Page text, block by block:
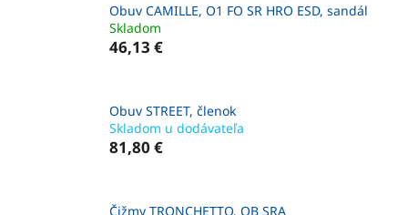
Obuv CAMILLE, O1 FO SR HRO ESD, sandál
Skladom
46,13 €
Obuv STREET, členok
Skladom u dodávateľa
81,80 €
Čižmy TRONCHETTO, OB SRA